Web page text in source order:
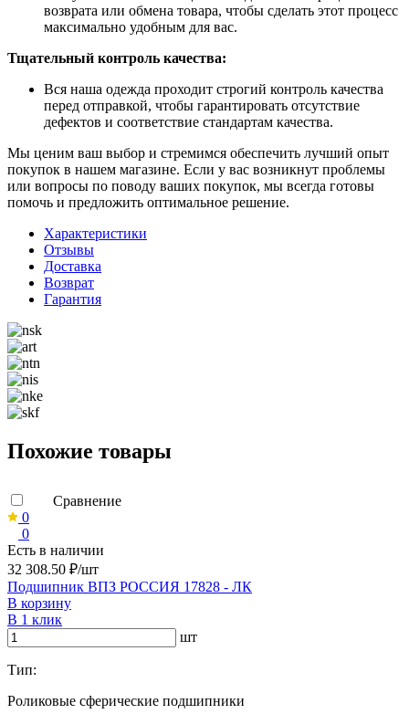
возврата или обмена товара, чтобы сделать этот процесс
максимально удобным для вас.
Тщательный контроль качества:
Вся наша одежда проходит строгий контроль качества
перед отправкой, чтобы гарантировать отсутствие
дефектов и соответствие стандартам качества.
Мы ценим ваш выбор и стремимся обеспечить лучший опыт
покупок в нашем магазине. Если у вас возникнут проблемы
или вопросы по поводу ваших покупок, мы всегда готовы
помочь и предложить оптимальное решение.
Характеристики
Отзывы
Доставка
Возврат
Гарантия
Похожие товары
Сравнение
0
0
Есть в наличии
32 308.50 ₽/шт
Подшипник ВПЗ РОССИЯ 17828 - ЛК
В корзину
В 1 клик
шт
Тип:
Роликовые сферические подшипники